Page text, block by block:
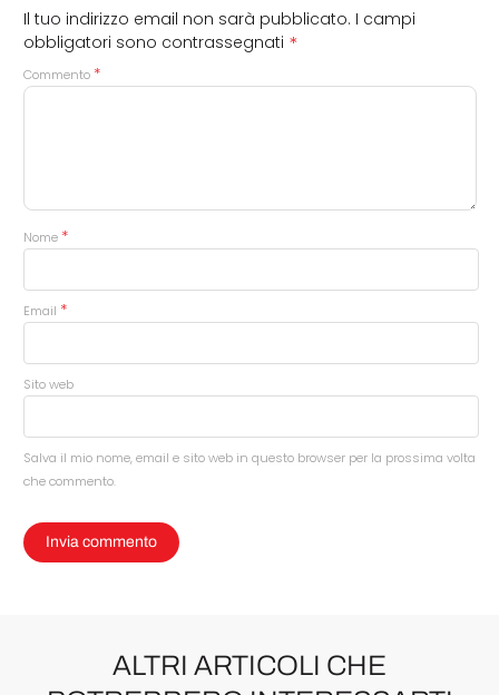
Il tuo indirizzo email non sarà pubblicato. I campi
obbligatori sono contrassegnati *
Commento *
Nome *
Email *
Sito web
Salva il mio nome, email e sito web in questo browser per la prossima volta
che commento.
ALTRI ARTICOLI CHE